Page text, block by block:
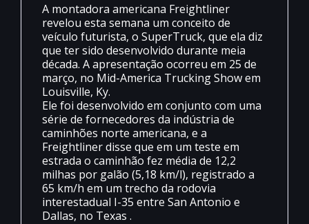
A montadora americana Freightliner
revelou esta semana um conceito de
veículo futurista, o SuperTruck, que ela diz
que ter sido desenvolvido durante meia
década. A apresentação ocorreu em 25 de
março, no Mid-America Trucking Show em
Louisville, Ky.
Ele foi desenvolvido em conjunto com uma
série de fornecedores da indústria de
caminhões norte americana, e a
Freightliner disse que em um teste em
estrada o caminhão fez média de 12,2
milhas por galão (5,18 km/l), registrado a
65 km/h em um trecho da rodovia
interestadual I-35 entre San Antonio e
Dallas, no Texas .